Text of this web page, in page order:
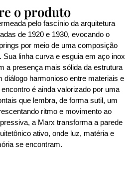
o produto
pelo fascínio da arquitetura
de 1920 e 1930, evocando o
por meio de uma composição
Sua linha curva e esguia em aço inox
a presença mais sólida da estrutura
diálogo harmonioso entre materiais e
é ainda valorizado por uma
que lembra, de forma sutil, um
ritmo e movimento ao
a Marx transforma a parede
ativo, onde luz, matéria e
se encontram.